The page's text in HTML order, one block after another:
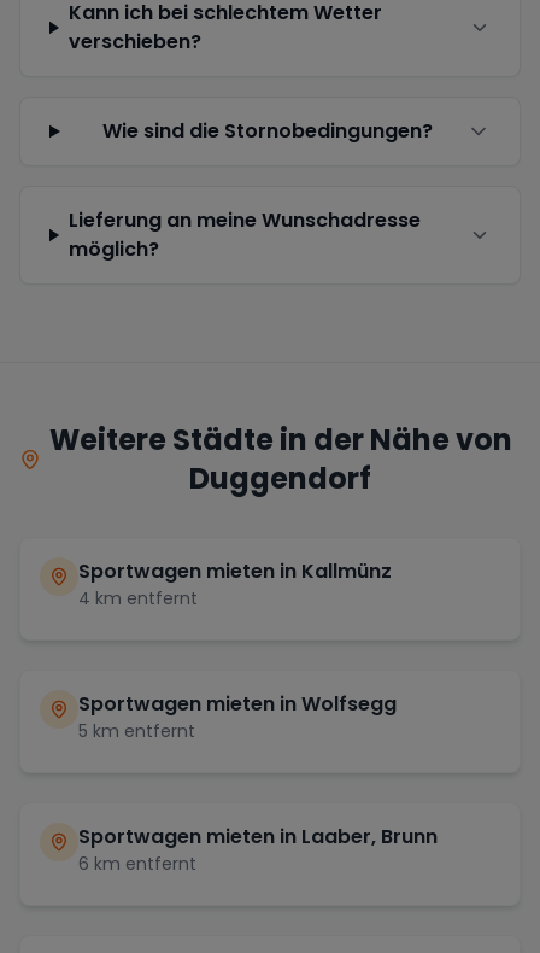
Kann ich bei schlechtem Wetter
verschieben?
Wie sind die Stornobedingungen?
Lieferung an meine Wunschadresse
möglich?
Weitere Städte in der Nähe von
Duggendorf
Sportwagen mieten in Kallmünz
4 km entfernt
Sportwagen mieten inWolfsegg
5 km entfernt
Sportwagen mieten in Laaber, Brunn
6 km entfernt